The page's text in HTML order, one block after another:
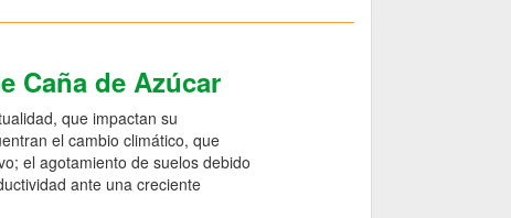
Caña de Azúcar
que impactan su
el cambio climático, que
el agotamiento de suelos debido
ante una creciente